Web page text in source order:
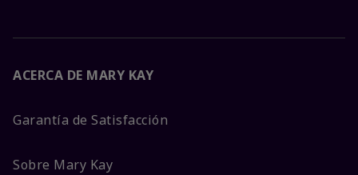
ACERCA DE MARY KAY
Garantía de Satisfacción
Sobre Mary Kay